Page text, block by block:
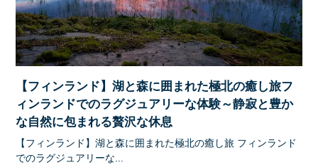
【フィンランド】湖と森に囲まれた極北の癒し旅フ
ィンランドでのラグジュアリーな体験～静寂と豊か
な自然に包まれる贅沢な休息
【フィンランド】湖と森に囲まれた極北の癒し旅 フィンランド
でのラグジュアリーな...